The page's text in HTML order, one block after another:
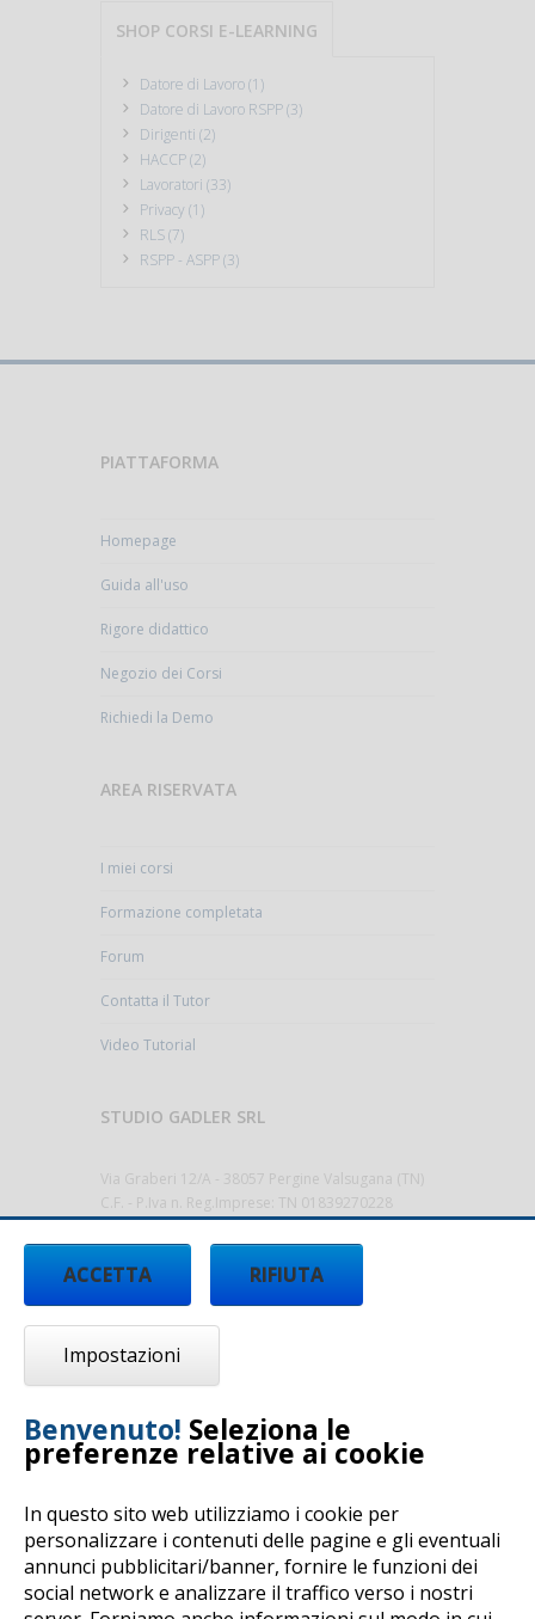
SHOP CORSI E-LEARNING
Datore di Lavoro (1)
Datore di Lavoro RSPP (3)
Dirigenti (2)
HACCP (2)
Lavoratori (33)
Privacy (1)
RLS (7)
RSPP - ASPP (3)
PIATTAFORMA
Homepage
Guida all'uso
Rigore didattico
Negozio dei Corsi
Richiedi la Demo
AREA RISERVATA
I miei corsi
Formazione completata
Forum
Contatta il Tutor
Video Tutorial
STUDIO GADLER SRL
Via Graberi 12/A - 38057 Pergine Valsugana (TN)
C.F. - P.Iva n. Reg.Imprese: TN 01839270228
Cap.Sociale 10.000,00€ i.v.
Codice Destinatario T9K4ZHO
RIFIUTA
ACCETTA
Impostazioni
Benvenuto! Seleziona le
preferenze relative ai cookie
In questo sito web utilizziamo i cookie per
personalizzare i contenuti delle pagine e gli eventuali
annunci pubblicitari/banner, fornire le funzioni dei
social network e analizzare il traffico verso i nostri
Copyright © 2019 by STUDIO GADLER Srl - All
rights reserved - P.IVA 01839270228